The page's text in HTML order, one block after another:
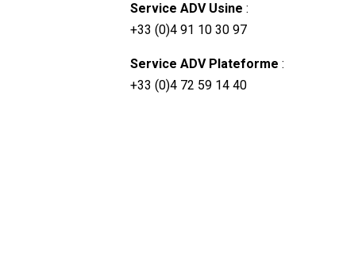
Service ADV Usine :
+33 (0)4 91 10 30 97
Service ADV Plateforme :
+33 (0)4 72 59 14 40